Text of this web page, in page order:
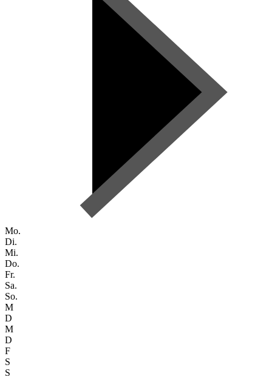
Mo.
Di.
Mi.
Do.
Fr.
Sa.
So.
M
D
M
D
F
S
S